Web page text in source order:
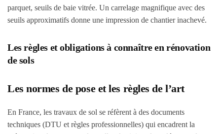
parquet, seuils de baie vitrée. Un carrelage magnifique avec des
seuils approximatifs donne une impression de chantier inachevé.
Les règles et obligations à connaître en rénovation
de sols
Les normes de pose et les règles de l’art
En France, les travaux de sol se réfèrent à des documents
techniques (DTU et règles professionnelles) qui encadrent la